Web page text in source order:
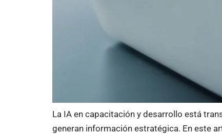
La IA en capacitación y desarrollo está
generan información estratégica. En este